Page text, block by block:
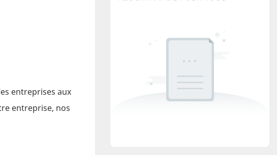
entreprises aux
entreprise, nos